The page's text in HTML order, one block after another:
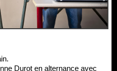
Durot en alternance avec